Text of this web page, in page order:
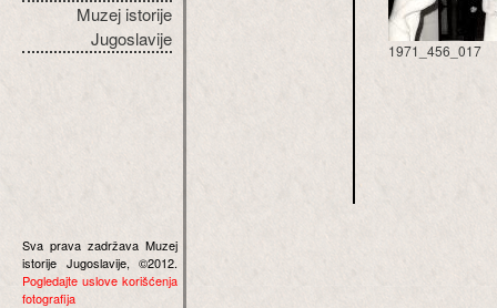
Muzej istorije
Jugoslavije
Sva prava zadržava Muzej
istorije Jugoslavije, ©2012.
Pogledajte uslove korišćenja
fotografija
1971_456_017